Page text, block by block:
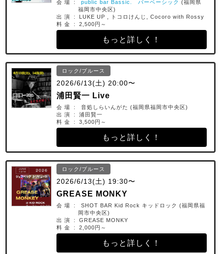
会 場 : public bar Bassic. バーベーシック (福岡県
福岡市中央区)
出 演 : LUKE UP , トコロけんじ, Cocoro with Rossy
料 金 : 2,500円～
もっと詳しく！
ロック/ブルース
2026/6/13(土) 20:00〜
浦田賢一 Live
会 場 : 音処しらいんがた (福岡県福岡市中央区)
出 演 : 浦田賢一
料 金 : 3,500円～
もっと詳しく！
ロック/ブルース
2026/6/13(土) 19:30〜
GREASE MONKY
会 場 : SHOT BAR Kid Rock キッドロック (福岡県福
岡市中央区)
出 演 : GREASE MONKY
料 金 : 2,000円～
もっと詳しく！